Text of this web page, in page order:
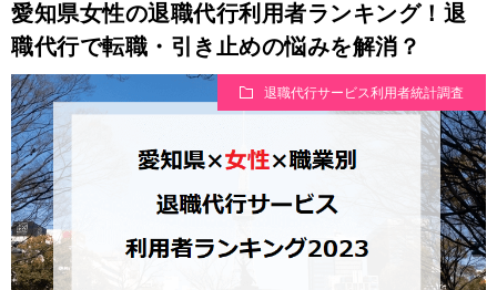
愛知県女性の退職代行利用者ランキング！退
職代行で転職・引き止めの悩みを解消？
退職代行サービス利用者統計調査